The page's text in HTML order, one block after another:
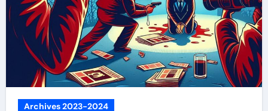
Archives 2023-2024